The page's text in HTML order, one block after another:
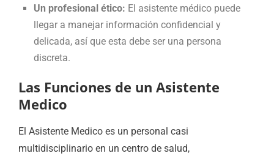
Un profesional ético: El asistente médico puede
llegar a manejar información confidencial y
delicada, así que esta debe ser una persona
discreta.
Las Funciones de un Asistente
Medico
El Asistente Medico es un personal casi
multidisciplinario en un centro de salud,